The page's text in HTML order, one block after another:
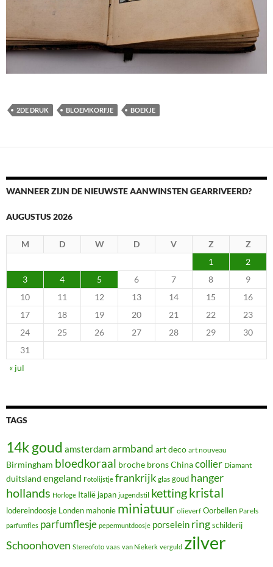
2DE DRUK BLOEMKORFJE BOEKJE
WANNEER ZIJN DE NIEUWSTE AANWINSTEN GEARRIVEERD?
AUGUSTUS 2026
M D W D V Z
Z
1
2
3
4 5 6 7 8
9
10
11 12 13 14 15
16
17
18 19 20 21 22
23
24
25 26 27 28 29
30
31
« jul
TAGS
14k goud amsterdamarmband art deco art nouveau
Birmingham bloedkoraal broche bronsChinacollier Diamant
duitsland engeland Fotolijstje frankrijk glas goud hanger
hollands Horloge Italië japan jugendstil kettingkristal
lodereindoosje Londen mahonie miniatuur olieverf Oorbellen Parels
parfumfles parfumflesje pepermuntdoosje porselein ringschilderij
Schoonhoven Stereofoto vaas van Niekerk verguld zilver